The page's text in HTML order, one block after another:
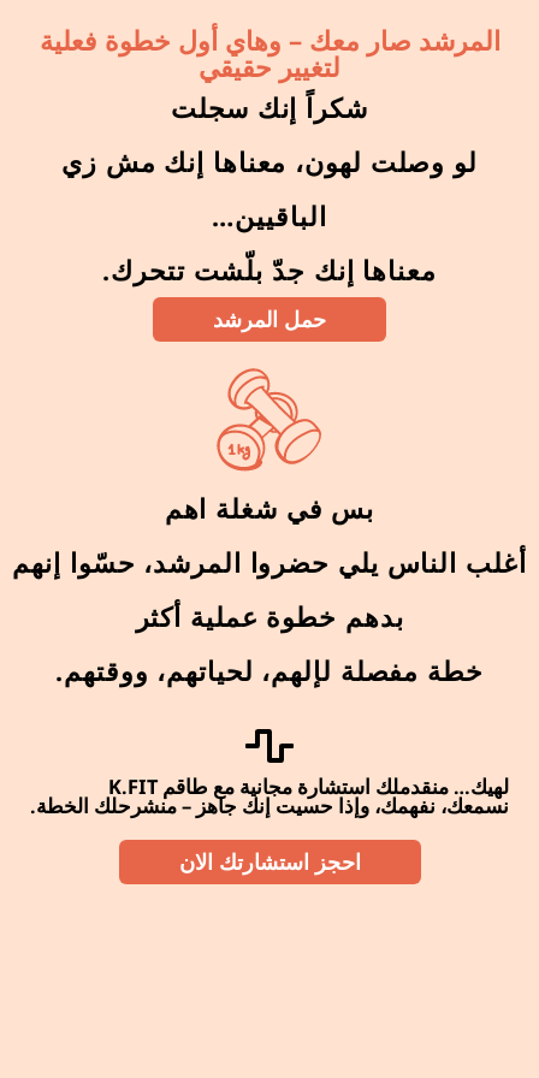
المرشد صار معك – وهاي أول خطوة فعلية
لتغيير حقيقي
شكراً إنك سجلت
لو وصلت لهون، معناها إنك مش زي
الباقيين…
معناها إنك جدّ بلّشت تتحرك.
حمل المرشد
بس في شغلة اهم
أغلب الناس يلي حضروا المرشد، حسّوا إنهم
بدهم خطوة عملية أكثر
خطة مفصلة لإلهم، لحياتهم، ووقتهم.
لهيك… منقدملك استشارة مجانية مع طاقم K.FIT
نسمعك، نفهمك، وإذا حسيت إنك جاهز – منشرحلك الخطة.
احجز استشارتك الان